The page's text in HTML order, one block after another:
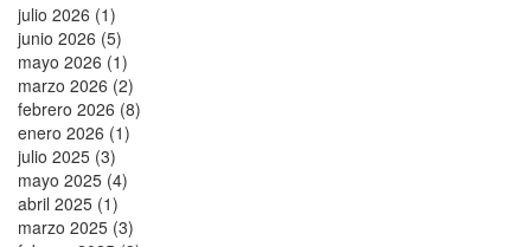
julio 2026 (1)
junio 2026 (5)
mayo 2026 (1)
marzo 2026 (2)
febrero 2026 (8)
enero 2026 (1)
julio 2025 (3)
mayo 2025 (4)
abril 2025 (1)
marzo 2025 (3)